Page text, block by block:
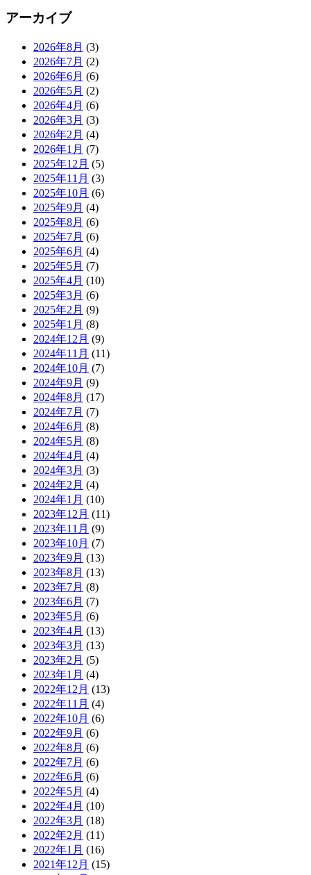
アーカイブ
2026年8月 (3)
2026年7月 (2)
2026年6月 (6)
2026年5月 (2)
2026年4月 (6)
2026年3月 (3)
2026年2月 (4)
2026年1月 (7)
2025年12月 (5)
2025年11月 (3)
2025年10月 (6)
2025年9月 (4)
2025年8月 (6)
2025年7月 (6)
2025年6月 (4)
2025年5月 (7)
2025年4月 (10)
2025年3月 (6)
2025年2月 (9)
2025年1月 (8)
2024年12月 (9)
2024年11月 (11)
2024年10月 (7)
2024年9月 (9)
2024年8月 (17)
2024年7月 (7)
2024年6月 (8)
2024年5月 (8)
2024年4月 (4)
2024年3月 (3)
2024年2月 (4)
2024年1月 (10)
2023年12月 (11)
2023年11月 (9)
2023年10月 (7)
2023年9月 (13)
2023年8月 (13)
2023年7月 (8)
2023年6月 (7)
2023年5月 (6)
2023年4月 (13)
2023年3月 (13)
2023年2月 (5)
2023年1月 (4)
2022年12月 (13)
2022年11月 (4)
2022年10月 (6)
2022年9月 (6)
2022年8月 (6)
2022年7月 (6)
2022年6月 (6)
2022年5月 (4)
2022年4月 (10)
2022年3月 (18)
2022年2月 (11)
2022年1月 (16)
2021年12月 (15)